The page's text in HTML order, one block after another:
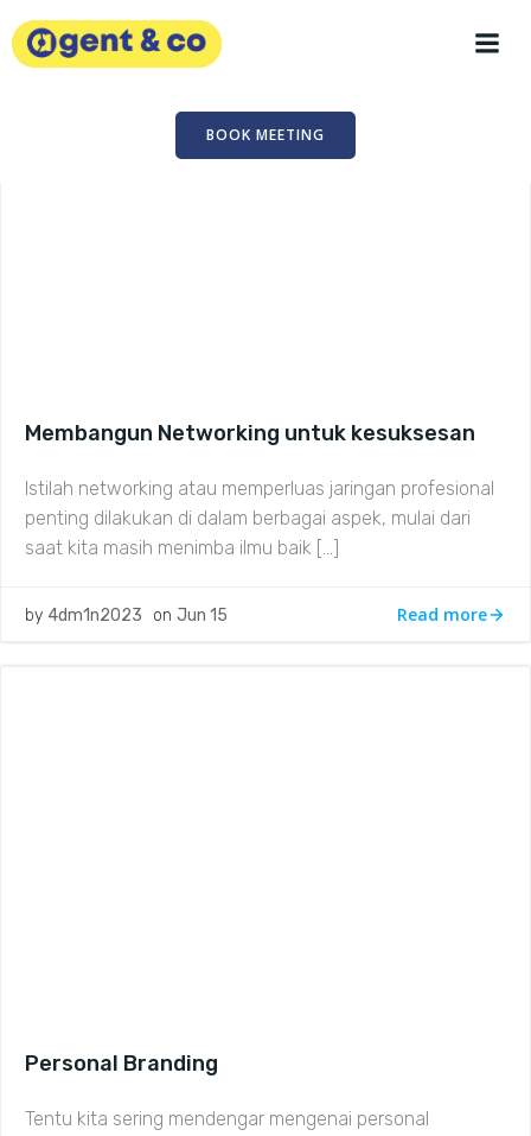
BOOK MEETING
Membangun Networking untuk kesuksesan
Istilah networking atau memperluas jaringan profesional
penting dilakukan di dalam berbagai aspek, mulai dari
saat kita masih menimba ilmu baik […]
by 4dm1n2023 on Jun 15 Read more
Personal Branding
Tentu kita sering mendengar mengenai personal